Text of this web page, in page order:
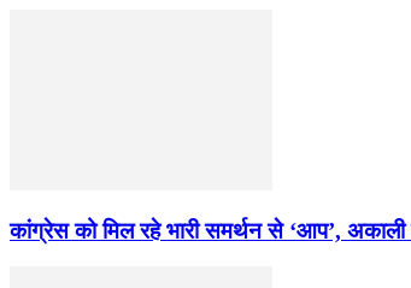
कांग्रेस को मिल रहे भारी समर्थन से ‘आप’,